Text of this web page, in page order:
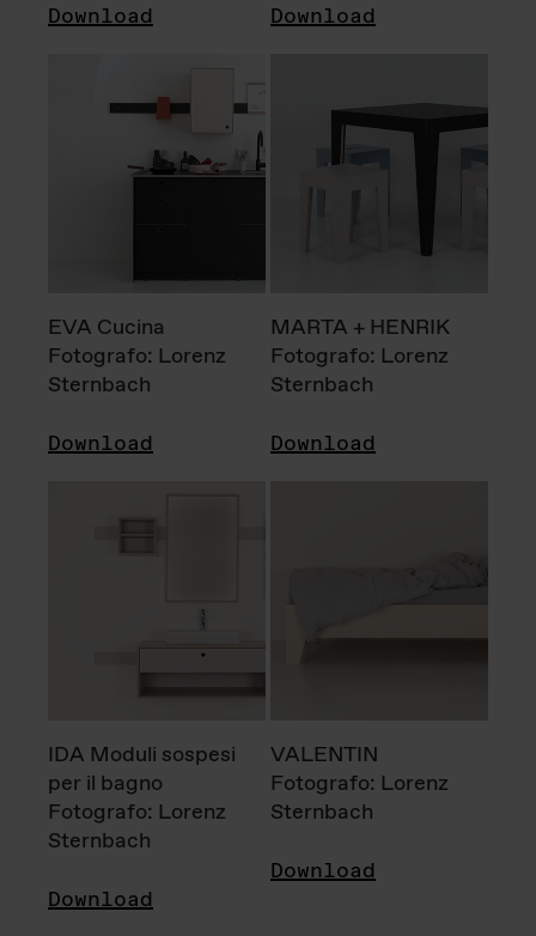
Download Download
EVA Cucina
Fotografo: Lorenz
Sternbach
Download
MARTA + HENRIK
Fotografo: Lorenz
Sternbach
Download
IDA Moduli sospesi
per il bagno
Fotografo: Lorenz
Sternbach
Download
VALENTIN
Fotografo: Lorenz
Sternbach
Download